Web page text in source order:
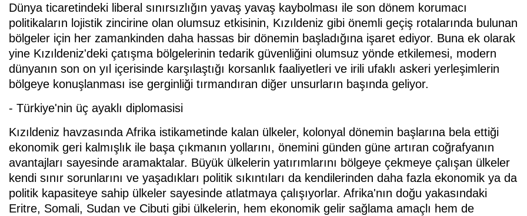
Dünya ticaretindeki liberal sınırsızlığın yavaş yavaş kaybolması ile son dönem korumacı
politikaların lojistik zincirine olan olumsuz etkisinin, Kızıldeniz gibi önemli geçiş rotalarında bulunan
bölgeler için her zamankinden daha hassas bir dönemin başladığına işaret ediyor. Buna ek olarak
yine Kızıldeniz'deki çatışma bölgelerinin tedarik güvenliğini olumsuz yönde etkilemesi, modern
dünyanın son on yıl içerisinde karşılaştığı korsanlık faaliyetleri ve irili ufaklı askeri yerleşimlerin
bölgeye konuşlanması ise gerginliği tırmandıran diğer unsurların başında geliyor.
- Türkiye'nin üç ayaklı diplomasisi
Kızıldeniz havzasında Afrika istikametinde kalan ülkeler, kolonyal dönemin başlarına bela ettiği
ekonomik geri kalmışlık ile başa çıkmanın yollarını, önemini günden güne artıran coğrafyanın
avantajları sayesinde aramaktalar. Büyük ülkelerin yatırımlarını bölgeye çekmeye çalışan ülkeler
kendi sınır sorunlarını ve yaşadıkları politik sıkıntıları da kendilerinden daha fazla ekonomik ya da
politik kapasiteye sahip ülkeler sayesinde atlatmaya çalışıyorlar. Afrika'nın doğu yakasındaki
Eritre, Somali, Sudan ve Cibuti gibi ülkelerin, hem ekonomik gelir sağlama amaçlı hem de